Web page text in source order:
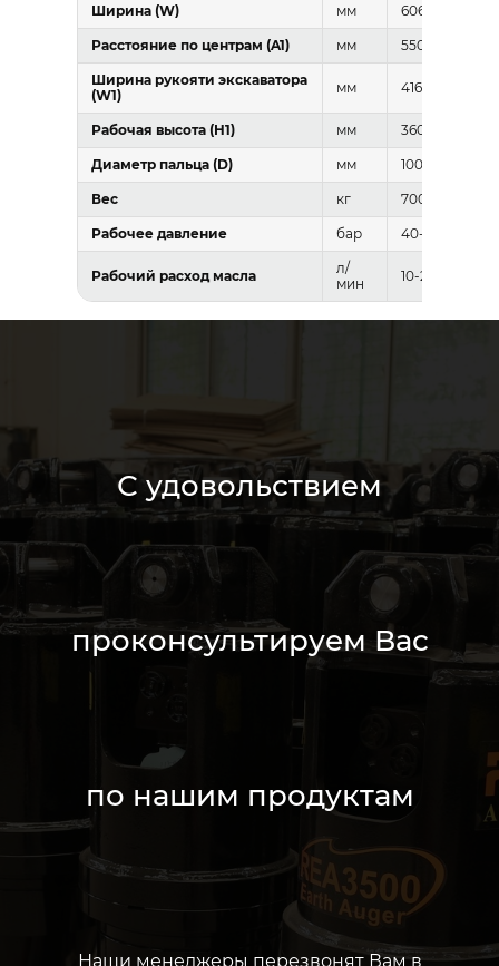
Ширина (W) мм 606-663
Расстояние по центрам (A1) мм 550-620
Ширина рукояти экскаватора
(W1)
мм 416-469
Рабочая высота (H1) мм 360
Диаметр пальца (D) мм 100/110
Вес кг 700
Рабочее давление бар 40-380
Рабочий расход масла
л/
мин
10-20
С удовольствием
проконсультируем Вас
по нашим продуктам
Наши менеджеры перезвонят Вам в